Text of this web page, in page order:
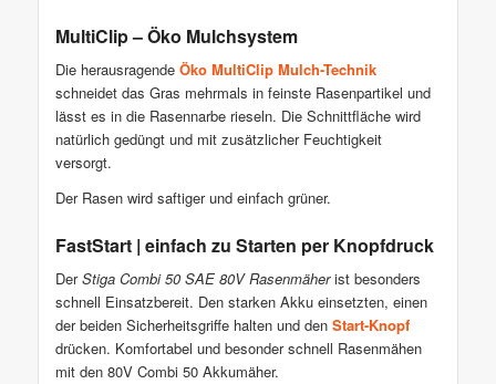
MultiClip – Öko Mulchsystem
Die herausragende Öko MultiClip Mulch-Technik
schneidet das Gras mehrmals in feinste Rasenpartikel und
lässt es in die Rasennarbe rieseln. Die Schnittfläche wird
natürlich gedüngt und mit zusätzlicher Feuchtigkeit
versorgt.
Der Rasen wird saftiger und einfach grüner.
FastStart | einfach zu Starten per Knopfdruck
DerStiga Combi 50 SAE 80V Rasenmäherist besonders
schnell Einsatzbereit. Den starken Akku einsetzten, einen
der beiden Sicherheitsgriffe halten und den Start-Knopf
drücken. Komfortabel und besonder schnell Rasenmähen
mit den 80V Combi 50 Akkumäher.